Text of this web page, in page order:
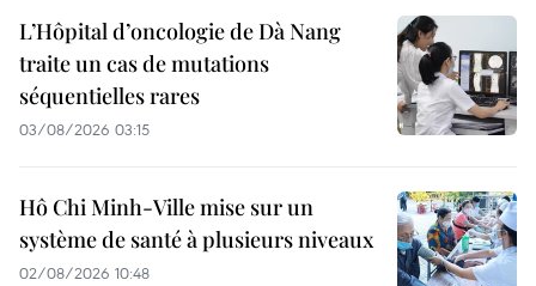
L’Hôpital d’oncologie de Dà Nang
traite un cas de mutations
séquentielles rares
03/08/2026 03:15
Hô Chi Minh-Ville mise sur un
système de santé à plusieurs niveaux
02/08/2026 10:48